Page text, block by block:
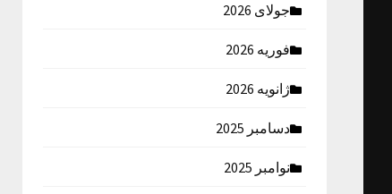
جولای 2026
فوریه 2026
ژانویه 2026
دسامبر 2025
نوامبر 2025